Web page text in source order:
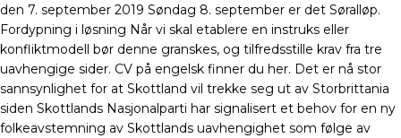
den 7. september 2019 Søndag 8. september er det Søralløp.
Fordypning i løsning Når vi skal etablere en instruks eller
konfliktmodell bør denne granskes, og tilfredsstille krav fra tre
uavhengige sider. CV på engelsk finner du her. Det er nå stor
sannsynlighet for at Skottland vil trekke seg ut av Storbrittania
siden Skottlands Nasjonalparti har signalisert et behov for en ny
folkeavstemning av Skottlands uavhengighet som følge av